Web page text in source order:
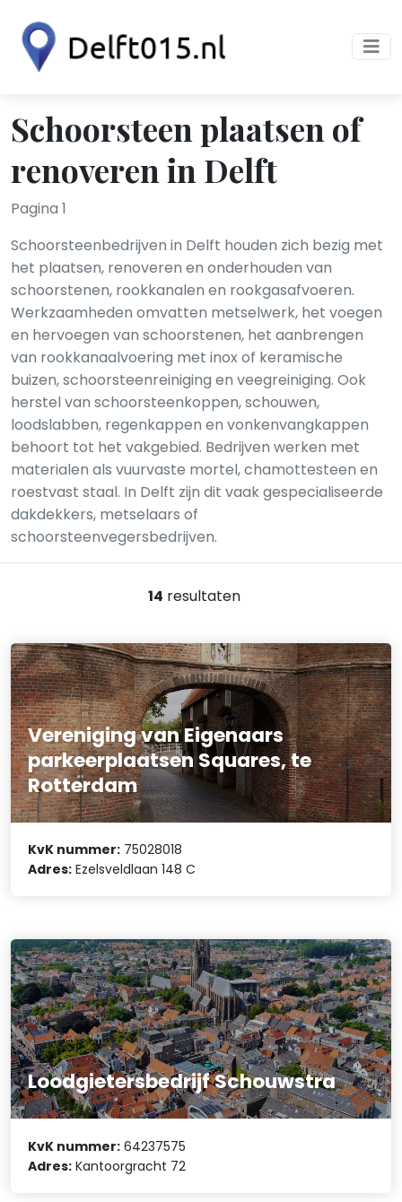
Schoorsteen plaatsen of
renoveren in Delft
Pagina 1
Schoorsteenbedrijven in Delft houden zich bezig met
het plaatsen, renoveren en onderhouden van
schoorstenen, rookkanalen en rookgasafvoeren.
Werkzaamheden omvatten metselwerk, het voegen
en hervoegen van schoorstenen, het aanbrengen
van rookkanaalvoering met inox of keramische
buizen, schoorsteenreiniging en veegreiniging. Ook
herstel van schoorsteenkoppen, schouwen,
loodslabben, regenkappen en vonkenvangkappen
behoort tot het vakgebied. Bedrijven werken met
materialen als vuurvaste mortel, chamottesteen en
roestvast staal. In Delft zijn dit vaak gespecialiseerde
dakdekkers, metselaars of
schoorsteenvegersbedrijven.
14 resultaten
Vereniging van Eigenaars
parkeerplaatsen Squares, te
Rotterdam
KvK nummer: 75028018
Adres: Ezelsveldlaan 148 C
Loodgietersbedrijf Schouwstra
KvK nummer: 64237575
Adres: Kantoorgracht 72